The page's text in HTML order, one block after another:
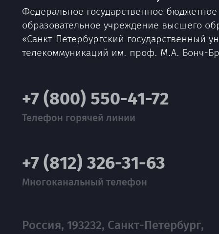
Федеральное государственное бюджетное
образовательное учреждение высшего
«Санкт-Петербургский государственный
телекоммуникаций им. проф. М.А. Бонч-
+7 (800) 550-41-72
Телефон горячей линии
+7 (812) 326-31-63
Многоканальный телефон
Россия, 193232, Санкт-Петербург,